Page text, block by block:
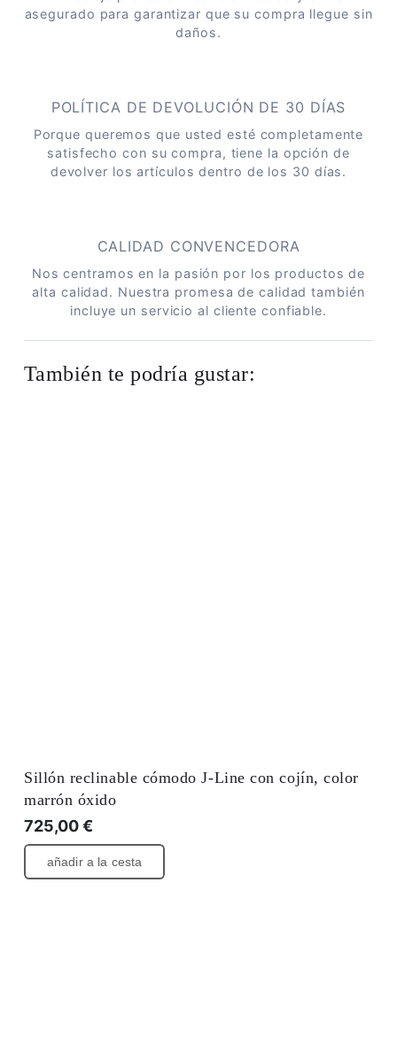
asegurado para garantizar que su compra llegue sin
daños.
POLÍTICA DE DEVOLUCIÓN DE 30 DÍAS
Porque queremos que usted esté completamente
satisfecho con su compra, tiene la opción de
devolver los artículos dentro de los 30 días.
CALIDAD CONVENCEDORA
Nos centramos en la pasión por los productos de
alta calidad. Nuestra promesa de calidad también
incluye un servicio al cliente confiable.
También te podría gustar:
Sillón reclinable cómodo J-Line con cojín, color
marrón óxido
725,00€
añadir a la cesta